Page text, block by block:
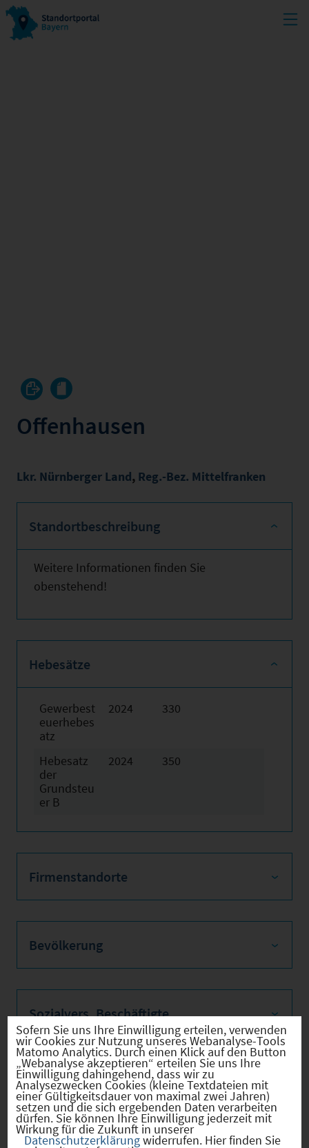
Offenhausen
Lkr. Nürnberger Land, Reg.-Bez. Mittelfranken
Standortbeschreibung
Weitere Informationen finden Sie
obenstehend!
Hebesätze
Gewerbest
euerhebes
atz
2024 330
Hebesatz
der
Grundsteu
er B
2024 350
Firmenstandorte
Bevölkerung
Sozialvers. Beschäftigte
Verkehrsinfrastruktur
Sofern Sie uns Ihre Einwilligung erteilen, verwenden
wir Cookies zur Nutzung unseres Webanalyse-Tools
Matomo Analytics. Durch einen Klick auf den Button
„Webanalyse akzeptieren“ erteilen Sie uns Ihre
Einwilligung dahingehend, dass wir zu
Analysezwecken Cookies (kleine Textdateien mit
einer Gültigkeitsdauer von maximal zwei Jahren)
setzen und die sich ergebenden Daten verarbeiten
dürfen. Sie können Ihre Einwilligung jederzeit mit
Wirkung für die Zukunft in unserer
Datenschutzerklärungwiderrufen. Hier finden Sie